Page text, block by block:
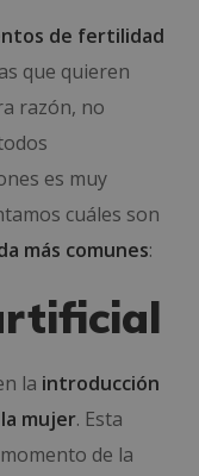
de fertilidad
que quieren
razón, no
es muy
cuáles son
más comunes:
la introducción
mujer. Esta
de la